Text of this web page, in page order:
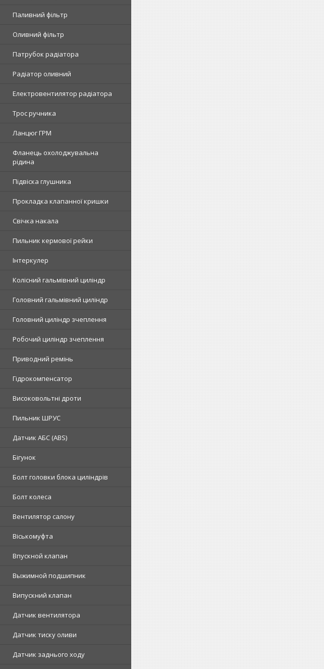
Паливний фільтр
Оливний фільтр
Патрубок радіатора
Радіатор оливний
Електровентилятор радіатора
Трос ручника
Ланцюг ГРМ
Фланець охолоджувальна
рідина
Підвіска глушника
Прокладка клапанної кришки
Свічка накала
Пильник кермової рейки
Інтеркулер
Колісний гальмівний циліндр
Головний гальмівний циліндр
Головний циліндр зчеплення
Робочий циліндр зчеплення
Приводний ремінь
Гідрокомпенсатор
Високовольтні дроти
Пильник ШРУС
Датчик АБС (ABS)
Бігунок
Болт головки блока циліндрів
Болт колеса
Вентилятор салону
Віськомуфта
Впускной клапан
Выжимной подшипник
Випускний клапан
Датчик вентилятора
Датчик тиску оливи
Датчик заднього ходу